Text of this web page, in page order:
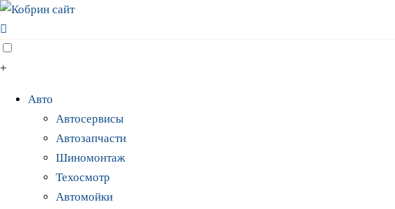
+
Авто
Автосервисы
Автозапчасти
Шиномонтаж
Техосмотр
Автомойки